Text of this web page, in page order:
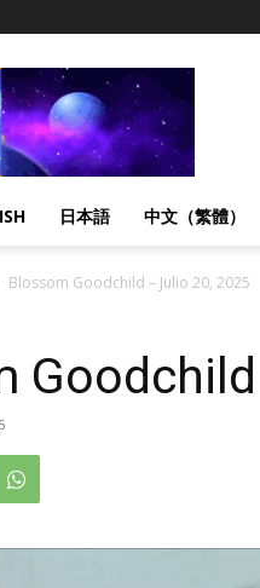
Despertandome
Español
日本語 中文（繁體）
Blossom Goodchild – Julio 20, 2025